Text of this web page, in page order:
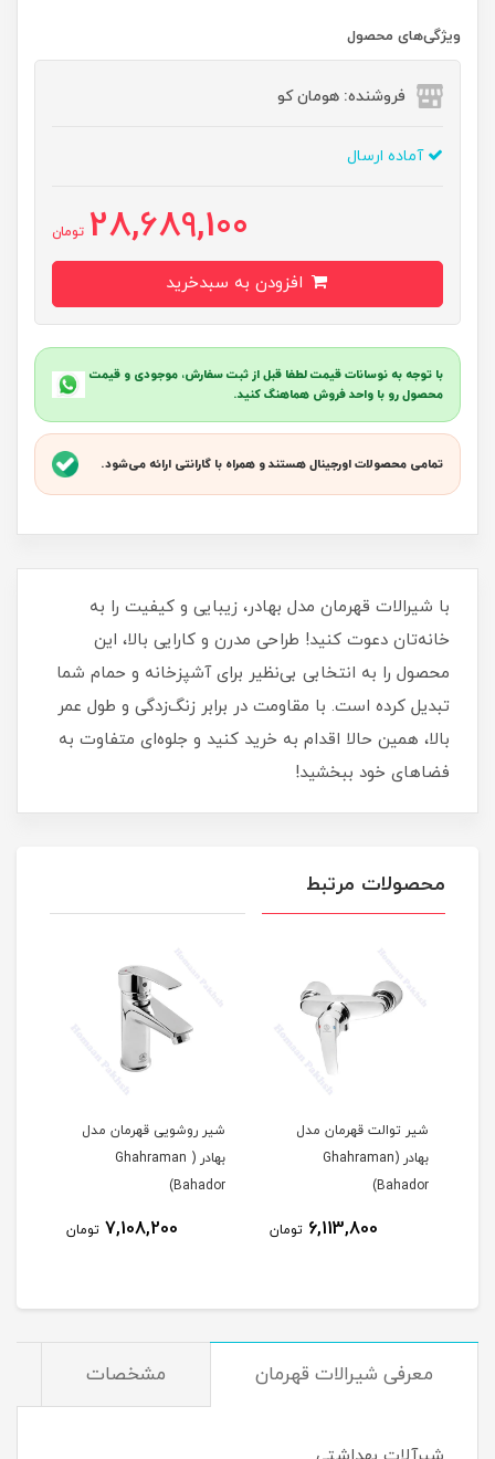
ویژگی‌های محصول
فروشنده: هومان کو
آماده ارسال
28,689,100 تومان
با توجه به نوسانات قیمت لطفا قبل از ثبت سفارش، موجودی و قیمت
محصول رو با واحد فروش هماهنگ کنید.
تمامی محصولات اورجینال هستند و همراه با گارانتی ارائه می‌شود.
با شیرالات قهرمان مدل بهادر، زیبایی و کیفیت را به
خانه‌تان دعوت کنید! طراحی مدرن و کارایی بالا، این
محصول را به انتخابی بی‌نظیر برای آشپزخانه و حمام شما
تبدیل کرده است. با مقاومت در برابر زنگ‌زدگی و طول عمر
بالا، همین حالا اقدام به خرید کنید و جلوه‌ای متفاوت به
فضاهای خود ببخشید!
محصولات مرتبط
شیر توالت قهرمان مدل
بهادر (Ghahraman
Bahador)
6,113,800 تومان
شیر روشویی قهرمان مدل
بهادر ( Ghahraman
Bahador)
7,108,200 تومان
معرفی شیرالات قهرمان مشخصات